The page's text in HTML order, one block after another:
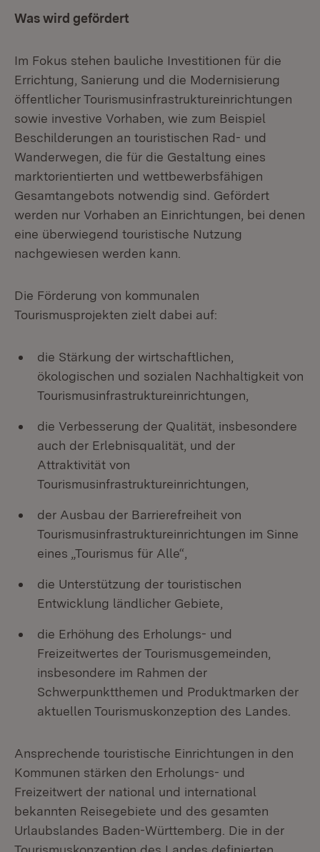
Was wird gefördert
Im Fokus stehen bauliche Investitionen für die
Errichtung, Sanierung und die Modernisierung
öffentlicher Tourismusinfrastruktureinrichtungen
sowie investive Vorhaben, wie zum Beispiel
Beschilderungen an touristischen Rad- und
Wanderwegen, die für die Gestaltung eines
marktorientierten und wettbewerbsfähigen
Gesamtangebots notwendig sind. Gefördert
werden nur Vorhaben an Einrichtungen, bei denen
eine überwiegend touristische Nutzung
nachgewiesen werden kann.
Die Förderung von kommunalen
Tourismusprojekten zielt dabei auf:
die Stärkung der wirtschaftlichen,
ökologischen und sozialen Nachhaltigkeit von
Tourismusinfrastruktureinrichtungen,
die Verbesserung der Qualität, insbesondere
auch der Erlebnisqualität, und der
Attraktivität von
Tourismusinfrastruktureinrichtungen,
der Ausbau der Barrierefreiheit von
Tourismusinfrastruktureinrichtungen im Sinne
eines „Tourismus für Alle“,
die Unterstützung der touristischen
Entwicklung ländlicher Gebiete,
die Erhöhung des Erholungs- und
Freizeitwertes der Tourismusgemeinden,
insbesondere im Rahmen der
Schwerpunktthemen und Produktmarken der
aktuellen Tourismuskonzeption des Landes.
Ansprechende touristische Einrichtungen in den
Kommunen stärken den Erholungs- und
Freizeitwert der national und international
bekannten Reisegebiete und des gesamten
Urlaubslandes Baden-Württemberg. Die in der